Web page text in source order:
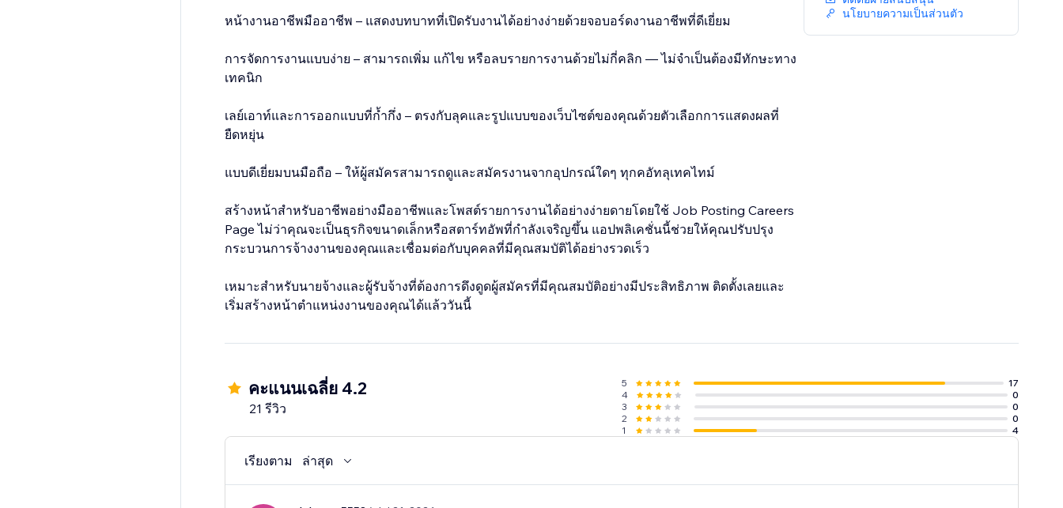
หน้างานอาชีพมืออาชีพ – แสดงบทบาทที่เปิดรับงานได้อย่างง่ายด้วยจอบอร์ดงานอาชีพที่ดีเยี่ยม
การจัดการงานแบบง่าย – สามารถเพิ่ม แก้ไข หรือลบรายการงานด้วยไม่กี่คลิก — ไม่จำเป็นต้องมีทักษะทาง
เทคนิก
เลย์เอาท์และการออกแบบที่ก้ำกึ่ง – ตรงกับลุคและรูปแบบของเว็บไซต์ของคุณด้วยตัวเลือกการแสดงผลที่
ยืดหยุ่น
แบบดีเยี่ยมบนมือถือ – ให้ผู้สมัครสามารถดูและสมัครงานจากอุปกรณ์ใดๆ ทุกคอัทลุเทคไทม์
สร้างหน้าสำหรับอาชีพอย่างมืออาชีพและโพสต์รายการงานได้อย่างง่ายดายโดยใช้ Job Posting Careers
Page ไม่ว่าคุณจะเป็นธุรกิจขนาดเล็กหรือสตาร์ทอัพที่กำลังเจริญขึ้น แอปพลิเคชั่นนี้ช่วยให้คุณปรับปรุง
กระบวนการจ้างงานของคุณและเชื่อมต่อกับบุคคลที่มีคุณสมบัติได้อย่างรวดเร็ว
เหมาะสำหรับนายจ้างและผู้รับจ้างที่ต้องการดึงดูดผู้สมัครที่มีคุณสมบัติอย่างมีประสิทธิภาพ ติดตั้งเลยและ
เริ่มสร้างหน้าตำแหน่งงานของคุณได้แล้ววันนี้
นโยบายความเป็นส่วนตัว
คะแนนเฉลี่ย 4.2
21 รีวิว
5
17
4
0
3
0
2
0
1
4
เรียงตาม ล่าสุด